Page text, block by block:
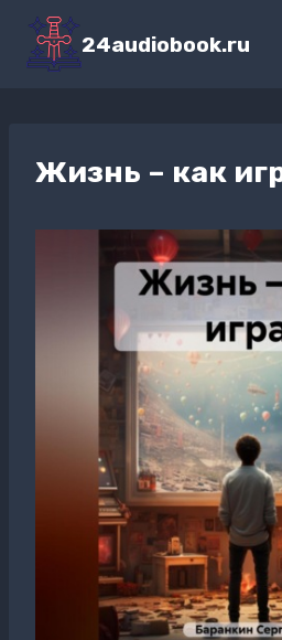
Перейти
содержимому
24audiobook.ru
Жизнь – как